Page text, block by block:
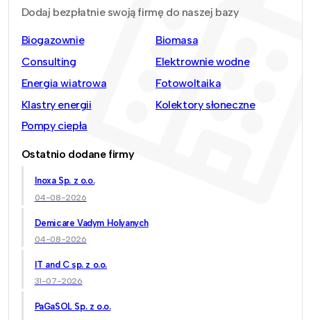
Dodaj bezpłatnie swoją firmę do naszej bazy
Biogazownie
Biomasa
Consulting
Elektrownie wodne
Energia wiatrowa
Fotowoltaika
Klastry energii
Kolektory słoneczne
Pompy ciepła
Ostatnio dodane firmy
Inoxa Sp. z o.o.
04-08-2026
Demicare Vadym Holyanych
04-08-2026
IT and C sp. z o.o.
31-07-2026
PaGaSOL Sp. z o.o.